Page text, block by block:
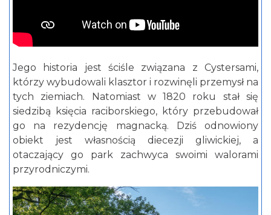
Jego historia jest ściśle związana z Cystersami,
którzy wybudowali klasztor i rozwinęli przemysł na
tych ziemiach. Natomiast w 1820 roku stał się
siedzibą księcia raciborskiego, który przebudował
go na rezydencję magnacką. Dziś odnowiony
obiekt jest własnością diecezji gliwickiej, a
otaczający go park zachwyca swoimi walorami
przyrodniczymi.